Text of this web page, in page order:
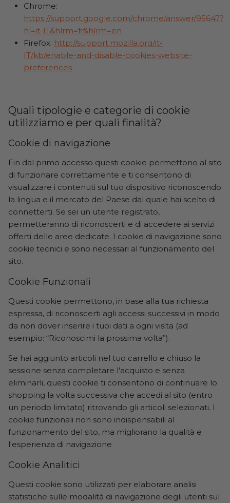
Chrome:
https://support.google.com/chrome/answer/95647?
hl=it-IT&hlrm=fr&hlrm=en
Firefox: http://support.mozilla.org/it-
IT/kb/enable-and-disable-cookies-website-
preferences
Quali tipologie e categorie di cookie
utilizziamo e per quali finalità?
Cookie di navigazione
Fin dal primo accesso questi cookie permettono al sito
di funzionare correttamente e ti consentono di
visualizzare i contenuti sul tuo dispositivo riconoscendo
la lingua e il mercato del Paese dal quale hai scelto di
connetterti. Se sei un utente registrato,
permetteranno di riconoscerti e di accedere ai servizi
offerti delle aree dedicate. I cookie di navigazione sono
cookie tecnici e sono necessari al funzionamento del
sito.
Cookie Funzionali
Questi cookie permettono, in base alla tua richiesta
espressa, di riconoscerti agli accessi successivi in modo
da non dover inserire i tuoi dati a ogni visita (ad
esempio: “Riconoscimi la prossima volta”).
Se hai aggiunto articoli nel tuo carrello e chiuso la
sessione senza completare l'acquisto e senza
eliminarli, questi cookie ti consentono di continuare lo
shopping la volta successiva che accedi al sito (entro
un periodo limitato) ritrovando gli articoli selezionati. I
cookie funzionali non sono indispensabili al
funzionamento del sito, ma migliorano la qualità e
l'esperienza di navigazione
Cookie Analitici
Questi cookie sono utilizzati per elaborare analisi
statistiche sulle modalità di navigazione degli utenti sul